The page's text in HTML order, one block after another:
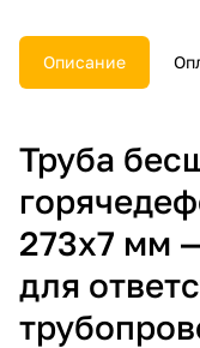
Описание
Труба
273х7 мм
для